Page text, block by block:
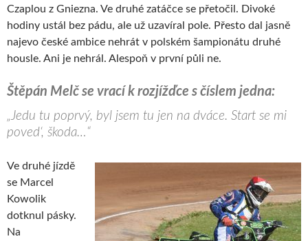
Czaplou z Gniezna. Ve druhé zatáčce se přetočil. Divoké
hodiny ustál bez pádu, ale už uzavíral pole. Přesto dal jasně
najevo české ambice nehrát v polském šampionátu druhé
housle. Ani je nehrál. Alespoň v první půli ne.
Štěpán Melč se vrací k rozjížďce s číslem jedna:
„Jedu tu poprvý, byl jsem tu jen na dváce. Start se mi
poved‘, škoda…“
Ve druhé jízdě
se Marcel
Kowolik
dotknul pásky.
Na